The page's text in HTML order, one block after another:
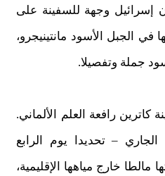
إسرائيل وجهة للسفينة على
في الجبل الأسود مانتينيجرو،
جملة وتفصيلا.
كاترين رافعة العلم الألماني.
– تحديدا يوم الرابع
خارج مياهها الإقليمية،